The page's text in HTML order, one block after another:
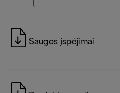
Saugos įspėjimai